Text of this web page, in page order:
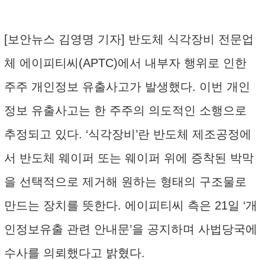
[보안뉴스 김영명 기자] 반도체 식각장비 전문업
체 에이피티씨(APTC)에서 내부자 행위로 인한
주주 개인정보 유출사고가 발생했다. 이번 개인
정보 유출사고는 한 주주의 의도적인 소행으로
추정되고 있다. ‘식각장비’란 반도체 제조공정에
서 반도체 웨이퍼 또는 웨이퍼 위에 증착된 박막
을 선택적으로 제거해 원하는 형태의 구조물로
만드는 장치를 뜻한다. 에이피티씨 측은 21일 ‘개
인정보유출 관련 안내문’을 공지하며 사법당국에
수사를 의뢰했다고 밝혔다.